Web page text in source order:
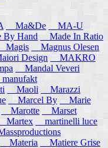
Ma&De
MA-U
Hand
Made In Ratio
Magis
Magnus Olesen
Design
MAKRO
Mandal Veveri
Maoli
Marazzi
Marcel By
Marie
Marotte
Marset
Martex
martinelli luce
Materia
Matiere Grise